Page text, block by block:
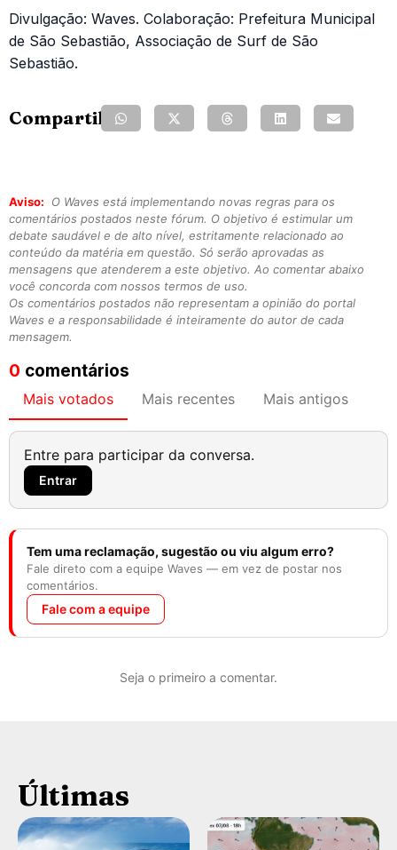
Divulgação: Waves. Colaboração: Prefeitura Municipal
de São Sebastião, Associação de Surf de São
Sebastião.
Compartilhe:
Aviso:
O Waves está implementando novas regras para os
comentários postados neste fórum. O objetivo é estimular um
debate saudável e de alto nível, estritamente relacionado ao
conteúdo da matéria em questão. Só serão aprovadas as
mensagens que atenderem a este objetivo. Ao comentar abaixo
você concorda com nossos termos de uso.
Os comentários postados não representam a opinião do portal
Waves e a responsabilidade é inteiramente do autor de cada
mensagem.
0 comentários
Mais votados Mais recentes Mais antigos
Entre para participar da conversa.
Entrar
Tem uma reclamação, sugestão ou viu algum erro?
Fale direto com a equipe Waves — em vez de postar nos
comentários.
Fale com a equipe
Seja o primeiro a comentar.
Últimas